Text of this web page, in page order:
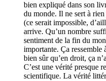
bien expliqué dans son
du monde. Il ne sert à
(ce serait impossible,
arrive. Qu’un nombre
sentiment de la fin du
importante. Ça
bien sûr qu’en droit, ça
C’est une vérité presque
scientifique. La vérité